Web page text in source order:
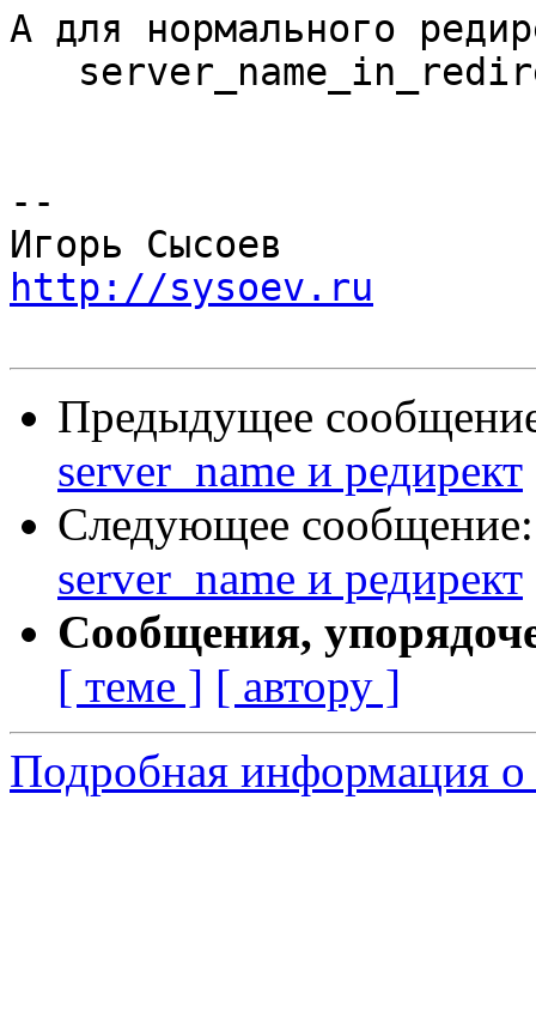
А для нормального
--
http://sysoev.ru
Предыдущее
server_name и редирект
Следующее
server_name и редирект
Сообщения,
[ теме ] [ автору ]
Подробная информация